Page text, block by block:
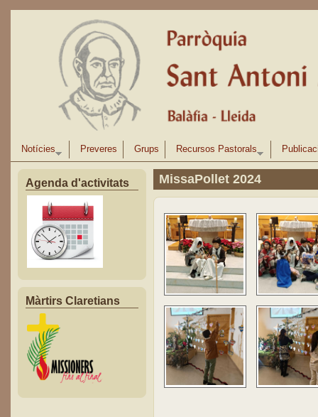
Notícies Preveres Grups Recursos Pastorals
Agenda d'activitats
Màrtirs Claretians
MissaPollet 2024